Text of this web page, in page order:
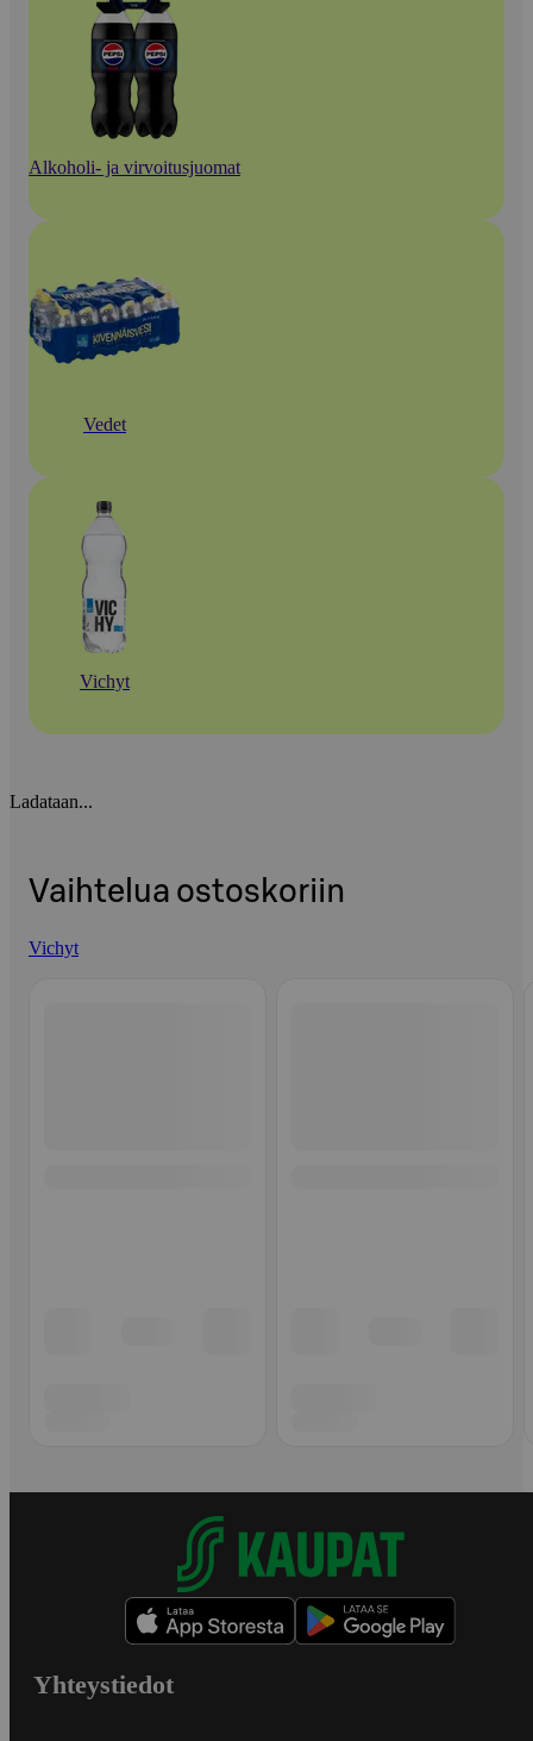
Alkoholi- ja virvoitusjuomat
Vedet
Vichyt
Ladataan...
Vaihtelua ostoskoriin
Vichyt
Yhteystiedot